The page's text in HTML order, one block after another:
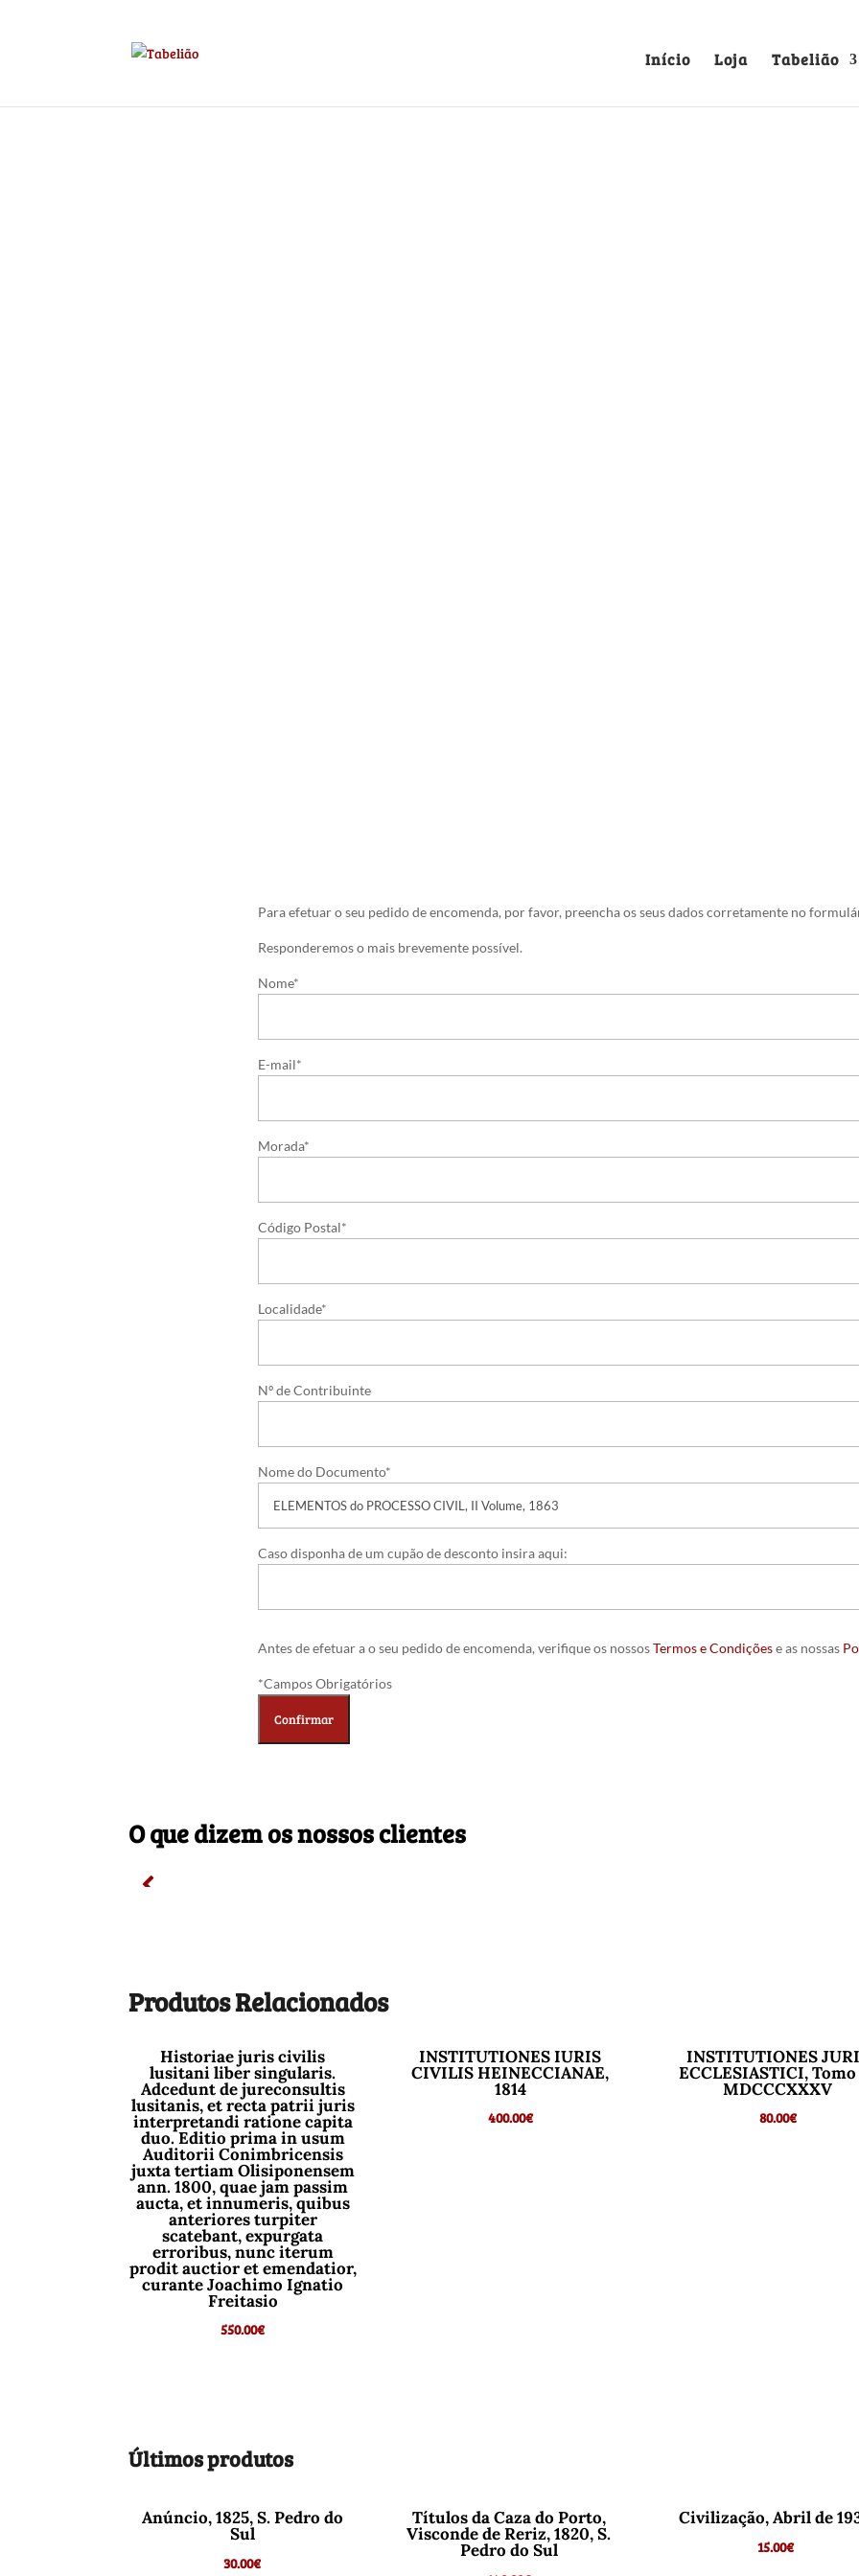
Início Loja Tabelião
Para efetuar o seu pedido de encomenda, por favor, preencha os seus dados corretamente no
Responderemos o mais brevemente possível.
Nome*
E-mail*
Morada*
Código Postal*
Localidade*
Nº de Contribuinte
Nome do Documento*
Caso disponha de um cupão de desconto insira aqui:
Antes de efetuar a o seu pedido de encomenda, verifique os nossosTermos e Condiçõese as nossas
*Campos Obrigatórios
O que dizem os nossos clientes
Produtos Relacionados
Historiae juris civilis
lusitani liber singularis.
Adcedunt de jureconsultis
lusitanis, et recta patrii juris
interpretandi ratione capita
duo. Editio prima in usum
Auditorii Conimbricensis
juxta tertiam Olisiponensem
ann. 1800, quae jam passim
aucta, et innumeris, quibus
anteriores turpiter
scatebant, expurgata
erroribus, nunc iterum
prodit auctior et emendatior,
curante Joachimo Ignatio
Freitasio
550.00€
INSTITUTIONES IURIS
CIVILIS HEINECCIANAE,
1814
400.00€
INSTITUTIONES
ECCLESIASTICI,
MDCCCXXXV
80.00€
Últimos produtos
Anúncio, 1825, S. Pedro do
Sul
30.00€
Títulos da Caza do Porto,
Visconde de Reriz, 1820, S.
Pedro do Sul
Civilização, Abril de
15.00€